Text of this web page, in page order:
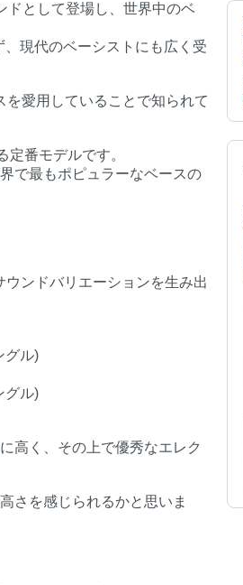
ドとして登場し、世界中のベ
現代のベーシストにも広く受
愛用していることで知られて
番モデルです。
で最もポピュラーなベースの
ンドバリエーションを生み出
グル)
グル)
高く、その上で優秀なエレク
さを感じられるかと思いま